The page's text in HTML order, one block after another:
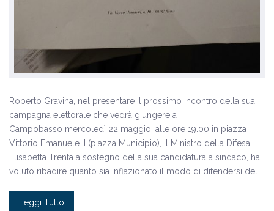
Roberto Gravina, nel presentare il prossimo incontro della sua
campagna elettorale che vedrà giungere a
Campobasso mercoledì 22 maggio, alle ore 19.00 in piazza
Vittorio Emanuele II (piazza Municipio), il Ministro della Difesa
Elisabetta Trenta a sostegno della sua candidatura a sindaco, ha
voluto ribadire quanto sia inflazionato il modo di difendersi del…
Leggi Tutto